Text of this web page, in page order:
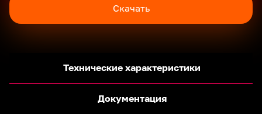
Скачать
Технические характеристики
Документация